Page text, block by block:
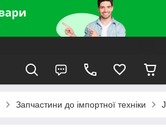
Запчастини до імпортної техніки